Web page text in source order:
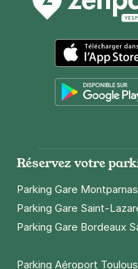
App Store
Réservez votre
Parking Gare
Parking Gare Saint-
Parking Gare Bordeaux
Parking Aéroport